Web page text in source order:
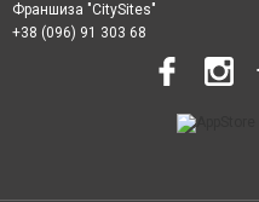
Франшиза "CitySites"
+38 (096) 91 303 68